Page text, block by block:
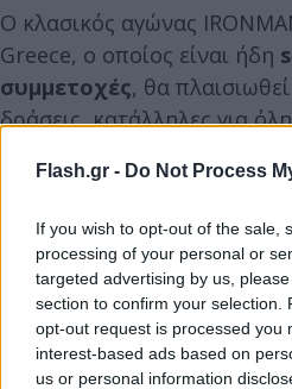
Flash.gr - Do Not Process
If you wish to opt-out of the sale,
processing of your personal or
targeted advertising by us,
section to confirm your selection.
opt-out request is processed you
interest-based ads based on
us or personal information
Ο κλασικός αγώνας
Greece, ο οποίος είναι ήδη
συμμετοχές, θα
δράσεις, κατάλληλες για